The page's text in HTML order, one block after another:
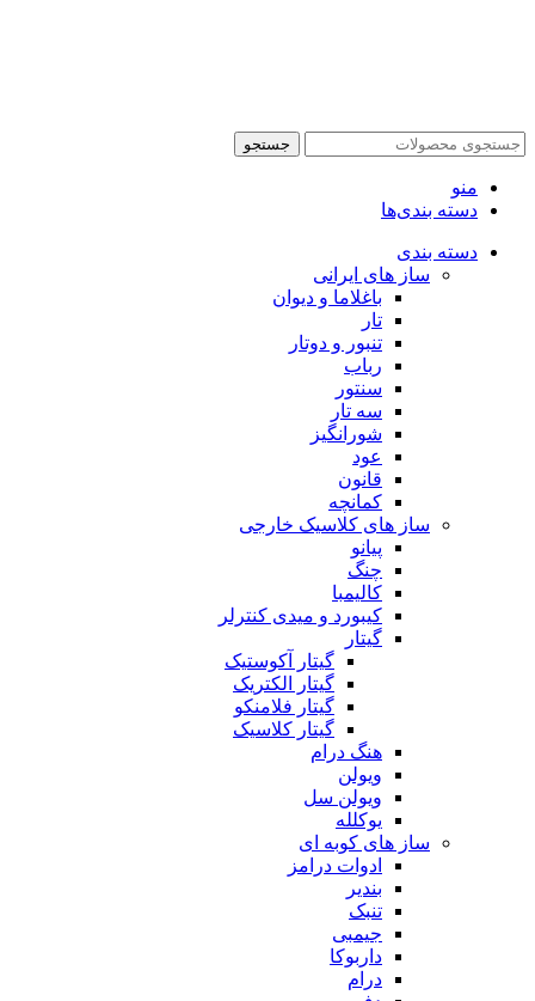
جستجو
منو
دسته بندی‌ها
دسته بندی
ساز های ایرانی
باغلاما و دیوان
تار
تنبور و دوتار
رباب
سنتور
سه تار
شورانگیز
عود
قانون
کمانچه
ساز های کلاسیک خارجی
پیانو
چنگ
کالیمبا
کیبورد و میدی کنترلر
گیتار
گیتار آکوستیک
گیتار الکتریک
گیتار فلامنکو
گیتار کلاسیک
هنگ درام
ویولن
ویولن سل
یوکلله
ساز های کوبه ای
ادوات درامز
بندیر
تنبک
جیمبی
داربوکا
درام